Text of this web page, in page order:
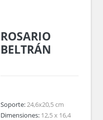
ROSARIO
BELTRÁN
Soporte:24,6x20,5 cm
Dimensiones: 12,5 x 16,4